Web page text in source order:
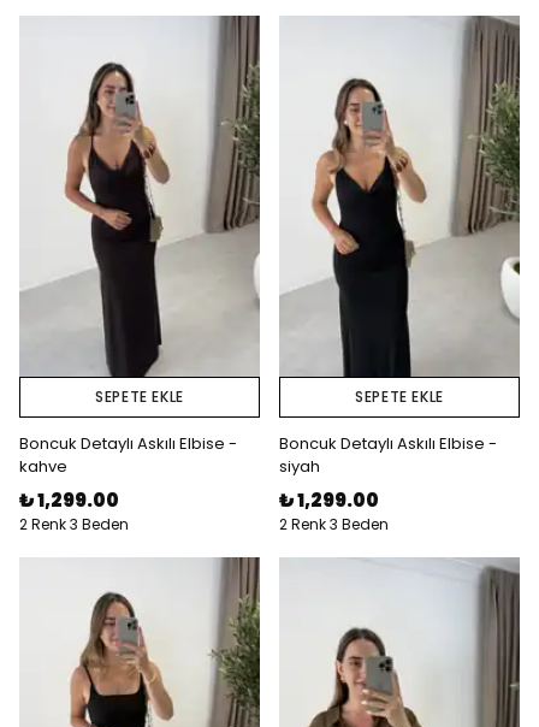
SEPETE EKLE
Boncuk Detaylı Askılı Elbise -
kahve
₺ 1,299.00
2 Renk 3 Beden
SEPETE EKLE
Boncuk Detaylı Askılı Elbise -
siyah
₺ 1,299.00
2 Renk 3 Beden